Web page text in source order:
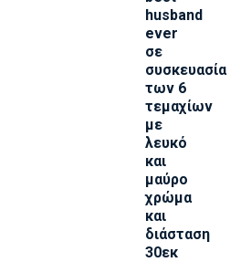
husband
ever
σε
συσκευασία
των 6
τεμαχίων
με
λευκό
και
μαύρο
χρώμα
και
διάσταση
30εκ